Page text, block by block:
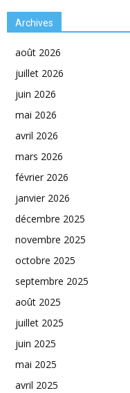
Archives
août 2026
juillet 2026
juin 2026
mai 2026
avril 2026
mars 2026
février 2026
janvier 2026
décembre 2025
novembre 2025
octobre 2025
septembre 2025
août 2025
juillet 2025
juin 2025
mai 2025
avril 2025